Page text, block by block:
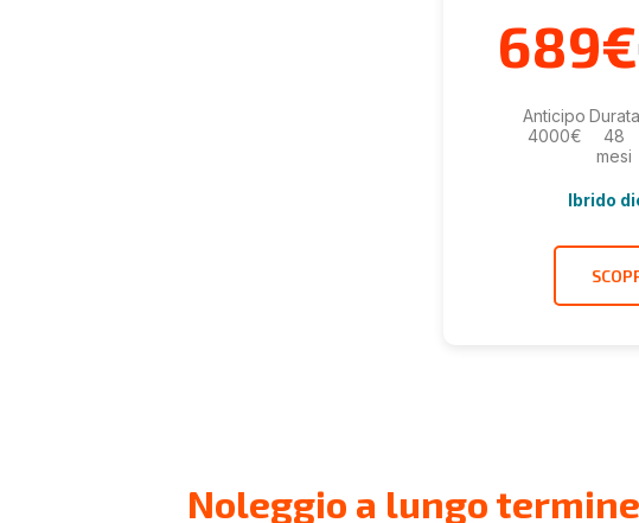
689€
Anticipo
4000€
Durata
48
mesi
Ibrido
Noleggio a lungo